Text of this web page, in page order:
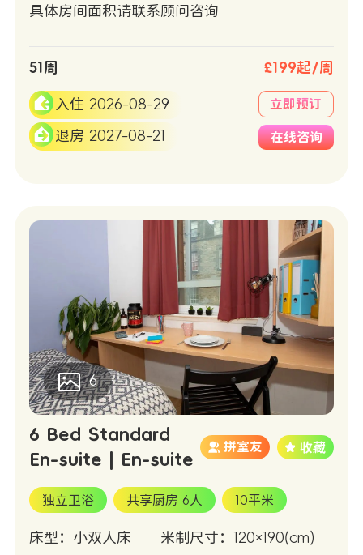
具体房间面积请联系顾问咨询
51周 £199起/周
入住 2026-08-29
退房 2027-08-21
立即预订
在线咨询
6
6 Bed Standard
En-suite | En-suite
拼室友
独立卫浴 共享厨房 6人 10平米
床型：小双人床 米制尺寸：120×190(cm)